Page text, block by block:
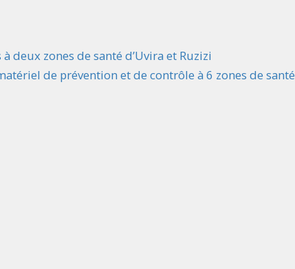
deux zones de santé d’Uvira et Ruzizi
de prévention et de contrôle à 6 zones de santé